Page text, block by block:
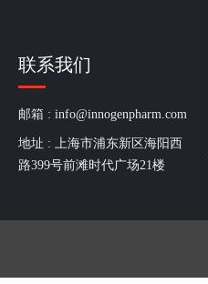
邮箱 : info@innogenpharm.com
地址 : 上海市浦东新区海阳西
路399号前滩时代广场21楼
联系我们